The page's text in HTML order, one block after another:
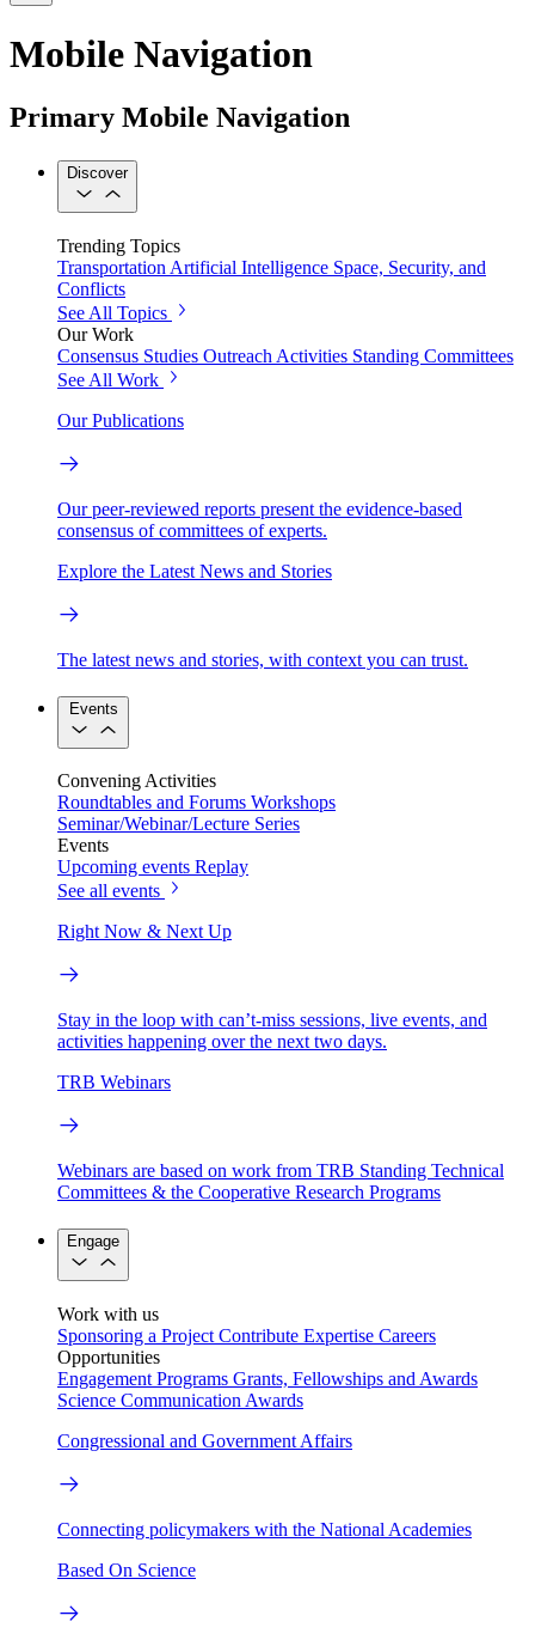
Mobile Navigation
Primary Mobile Navigation
Discover
Trending Topics
Transportation Artificial Intelligence Space, Security, and
Conflicts
See All Topics
Our Work
Consensus Studies Outreach Activities Standing Committees
See All Work
Our Publications
Our peer-reviewed reports present the evidence-based
consensus of committees of experts.
Explore the Latest News and Stories
The latest news and stories, with context you can trust.
Events
Convening Activities
Roundtables and Forums Workshops
Seminar/Webinar/Lecture Series
Events
Upcoming events Replay
See all events
Right Now & Next Up
Stay in the loop with can’t-miss sessions, live events, and
activities happening over the next two days.
TRB Webinars
Webinars are based on work from TRB Standing Technical
Committees & the Cooperative Research Programs
Engage
Work with us
Sponsoring a Project Contribute Expertise Careers
Opportunities
Engagement Programs Grants, Fellowships and Awards
Science Communication Awards
Congressional and Government Affairs
Connecting policymakers with the National Academies
Based On Science